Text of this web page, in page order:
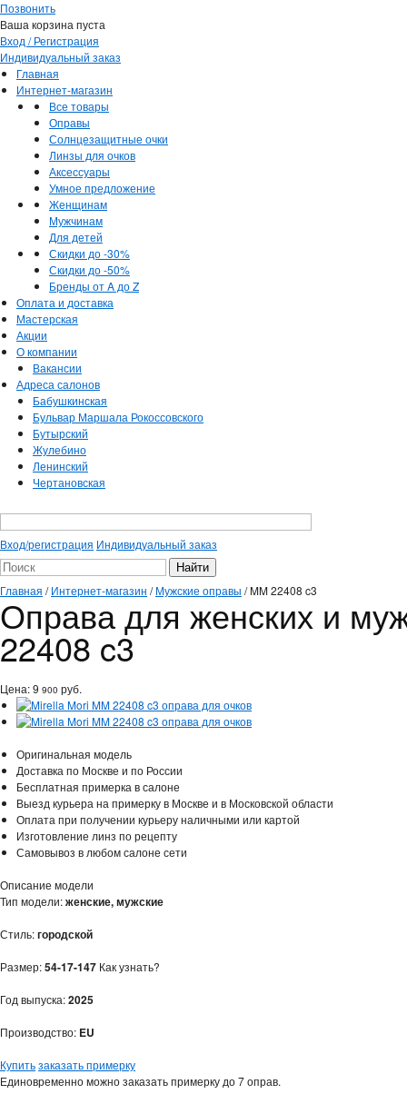
Позвонить
Ваша корзина пуста
Вход / Регистрация
Индивидуальный заказ
Главная
Интернет-магазин
Все товары
Оправы
Солнцезащитные очки
Линзы для очков
Аксессуары
Умное предложение
Женщинам
Мужчинам
Для детей
Скидки до -30%
Скидки до -50%
Бренды от A до Z
Оплата и доставка
Мастерская
Акции
О компании
Вакансии
Адреса салонов
Бабушкинская
Бульвар Маршала Рокоссовского
Бутырский
Жулебино
Ленинский
Чертановская
Вход/регистрация Индивидуальный заказ
Главная /Интернет-магазин /Мужские оправы /MM 22408 c3
Оправа для женских и
22408 c3
Цена:9 900 руб.
Оригинальная модель
Доставка по Москве и по России
Бесплатная примерка в салоне
Выезд курьера на примерку в Москве и в Московской области
Оплата при получении курьеру наличными или картой
Изготовление линз по рецепту
Самовывоз в любом салоне сети
Описание модели
Тип модели:женские, мужские
Стиль:городской
Размер:54-17-147 Как узнать?
Год выпуска:2025
Производство: EU
Купитьзаказать примерку
Единовременно можно заказать примерку до 7 оправ.